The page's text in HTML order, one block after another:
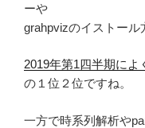
ーや
grahpvizのイストール
2019年第1四半期によ
の１位２位ですね。
一方で時系列解析や